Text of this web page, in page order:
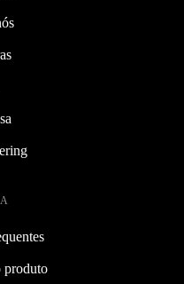
produto